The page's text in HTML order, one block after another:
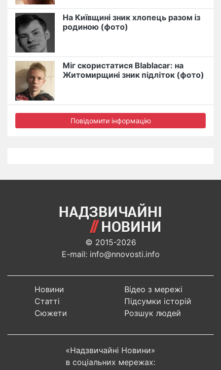
На Київщині зник хлопець разом із
родиною (фото)
Міг скористатися Blablacar: на
Житомирщині зник підліток (фото)
Повідомити інформацію
© 2015-2026
E-mail: info@nnovosti.info
Новини
Статті
Сюжети
Відео з мережі
Підсумки історій
Розшук людей
«Надзвичайні Новини»
в соціальних мережах: